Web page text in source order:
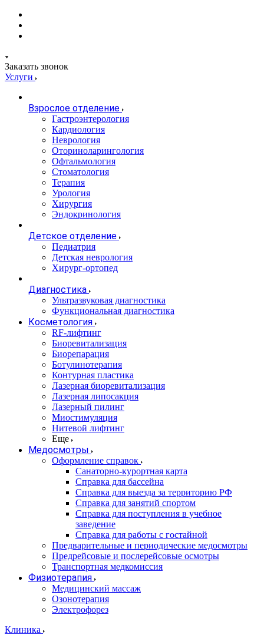
Заказать звонок
Услуги
Взрослое отделение
Гастроэнтерология
Кардиология
Неврология
Оториноларингология
Офтальмология
Стоматология
Терапия
Урология
Хирургия
Эндокринология
Детское отделение
Педиатрия
Детская неврология
Хирург-ортопед
Диагностика
Ультразвуковая диагностика
Функциональная диагностика
Косметология
RF-лифтинг
Биоревитализация
Биорепарация
Ботулинотерапия
Контурная пластика
Лазерная биоревитализация
Лазерная липосакция
Лазерный пилинг
Миостимуляция
Нитевой лифтинг
Еще
Медосмотры
Оформление справок
Санаторно-курортная карта
Справка для бассейна
Справка для выезда за территорию РФ
Справка для занятий спортом
Справка для поступления в учебное
заведение
Справка для работы с гостайной
Предварительные и периодические медосмотры
Предрейсовые и послерейсовые осмотры
Транспортная медкомиссия
Физиотерапия
Медицинский массаж
Озонотерапия
Электрофорез
Клиника